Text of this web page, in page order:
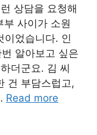
상담을 요청해
사이가 소원
이었습니다. 인
알아보고 싶은
더군요. 김 씨
건 부담스럽고,
Read more